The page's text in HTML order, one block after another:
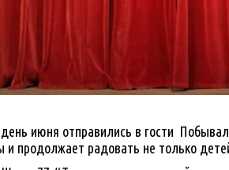
июня отправились в гости
и продолжает радовать не только